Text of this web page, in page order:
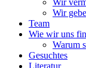
Wir
Wir
Team
Wie wir uns
Warum
Gesuchtes